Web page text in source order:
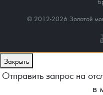
© 2012-2026 Золотой
Закрыть
Отправить запрос на
в